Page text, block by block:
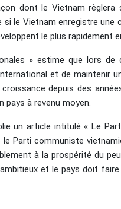
dont le Vietnam
le Vietnam enregistre une
le plus rapidement
» estime que lors
et de maintenir
depuis des
pays à revenu moyen.
un article intitulé « Le
le Parti communiste
à la prospérité du
et le pays doit